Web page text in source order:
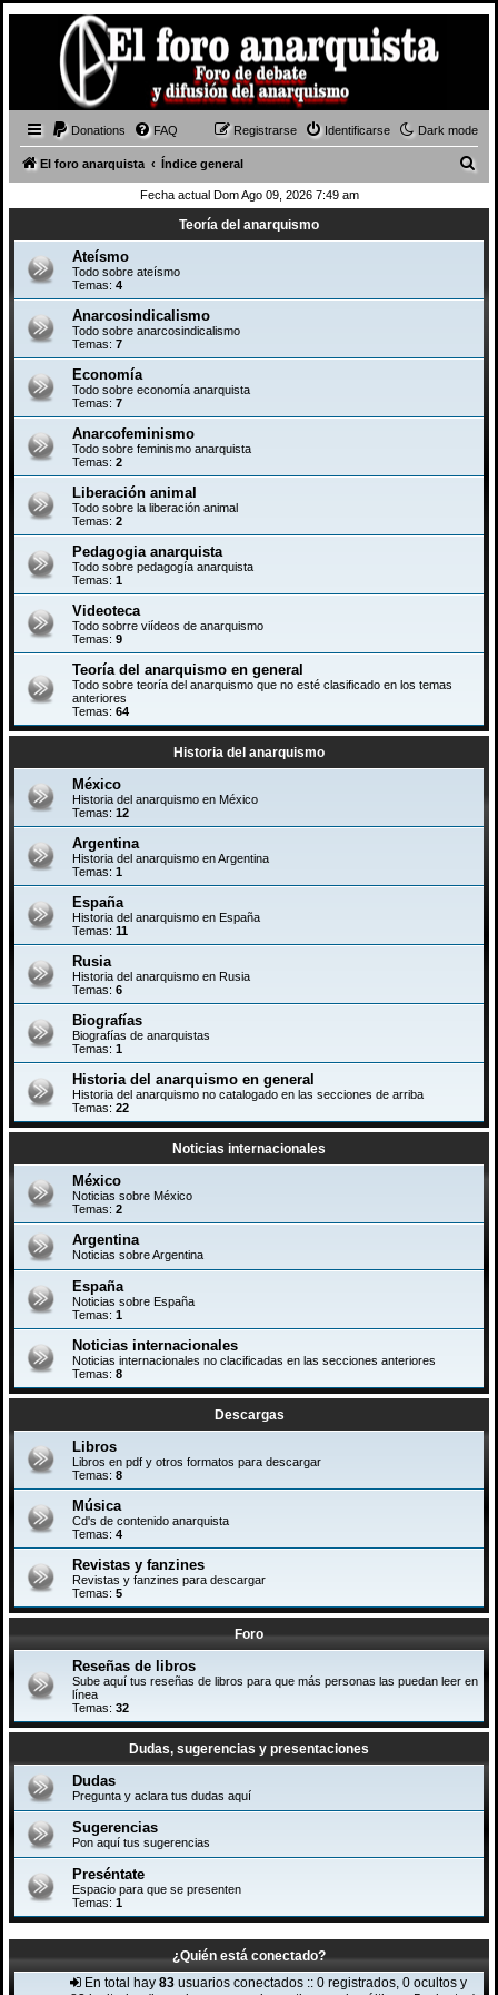
Dark mode
Donations FAQ Identificarse
Registrarse
El foro anarquista Índice general
c
r
Fecha actual Dom Ago 09, 2026 7:49 am
Teoría del anarquismo
Ateísmo
Todo sobre ateísmo
Temas: 4
Anarcosindicalismo
Todo sobre anarcosindicalismo
Temas: 7
Economía
Todo sobre economía anarquista
Temas: 7
Anarcofeminismo
Todo sobre feminismo anarquista
Temas: 2
Liberación animal
Todo sobre la liberación animal
Temas: 2
Pedagogia anarquista
Todo sobre pedagogía anarquista
Temas: 1
Videoteca
Todo sobrre viídeos de anarquismo
Temas: 9
Teoría del anarquismo en general
Todo sobre teoría del anarquismo que no esté clasificado en los temas
anteriores
Temas: 64
Historia del anarquismo
México
Historia del anarquismo en México
Temas: 12
Argentina
Historia del anarquismo en Argentina
Temas: 1
España
Historia del anarquismo en España
Temas: 11
Rusia
Historia del anarquismo en Rusia
Temas: 6
Biografías
Biografías de anarquistas
Temas: 1
Historia del anarquismo en general
Historia del anarquismo no catalogado en las secciones de arriba
Temas: 22
Noticias internacionales
México
Noticias sobre México
Temas: 2
Argentina
Noticias sobre Argentina
España
Noticias sobre España
Temas: 1
Noticias internacionales
Noticias internacionales no clacificadas en las secciones anteriores
Temas: 8
Descargas
Libros
Libros en pdf y otros formatos para descargar
Temas: 8
Música
Cd's de contenido anarquista
Temas: 4
Revistas y fanzines
Revistas y fanzines para descargar
Temas: 5
Foro
Reseñas de libros
Sube aquí tus reseñas de libros para que más personas las puedan leer en
línea
Temas: 32
Dudas, sugerencias y presentaciones
Dudas
Pregunta y aclara tus dudas aquí
Sugerencias
Pon aquí tus sugerencias
Preséntate
Espacio para que se presenten
Temas: 1
¿Quién está conectado?
En total hay 83 usuarios conectados :: 0 registrados, 0 ocultos y